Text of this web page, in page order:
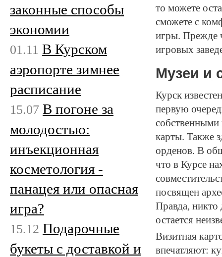
то можете
сможете с
игры. Прежде
игровых
Музеи и
Курск
первую
собственными
карты. Также
орденов. В
что в Курсе
посвящен
Правда, никто
остается
Визитная
впечатляют:
законные способы
экономии
01.11 В Курском
аэропорте зимнее
расписание
15.07 В погоне за
молодостью:
инъекционная
косметология -
панацея или опасная
игра?
15.12 Подарочные
букеты с доставкой и